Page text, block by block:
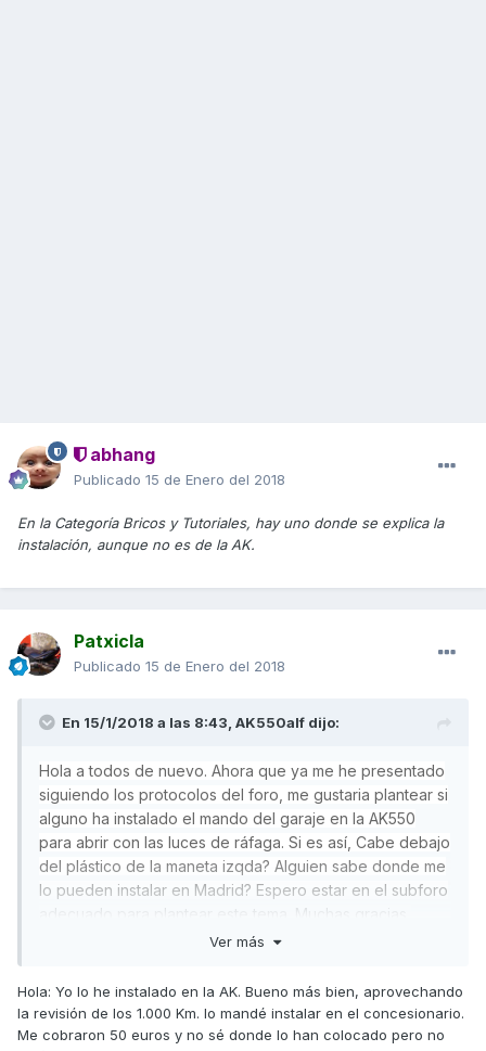
abhang
Publicado 15 de Enero del 2018
En la Categoría Bricos y Tutoriales, hay uno donde se explica la
instalación, aunque no es de la AK.
Patxicla
Publicado 15 de Enero del 2018
En 15/1/2018 a las 8:43, AK550alf dijo:
Hola a todos de nuevo. Ahora que ya me he presentado
siguiendo los protocolos del foro, me gustaria plantear si
alguno ha instalado el mando del garaje en la AK550
para abrir con las luces de ráfaga. Si es así, Cabe debajo
del plástico de la maneta izqda? Alguien sabe donde me
lo pueden instalar en Madrid? Espero estar en el subforo
adecuado para plantear este tema. Muchas gracias
Ver más
Hola: Yo lo he instalado en la AK. Bueno más bien, aprovechando
la revisión de los 1.000 Km. lo mandé instalar en el concesionario.
Me cobraron 50 euros y no sé donde lo han colocado pero no